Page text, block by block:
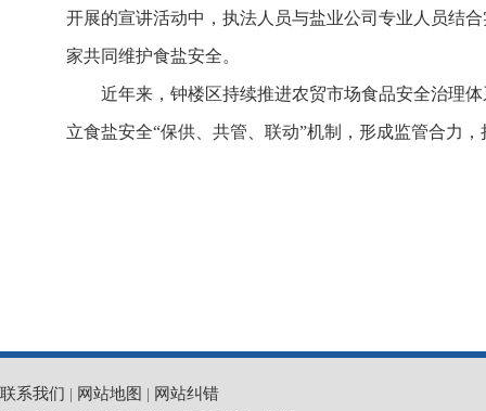
开展的宣讲活动中，执法人员与盐业公司专业人员结
家共同维护食盐安全。
近年来，钟楼区持续推进农贸市场食品安全治理
立食盐安全“保供、共管、联动”机制，形成监管合力
联系我们 | 网站地图 | 网站纠错